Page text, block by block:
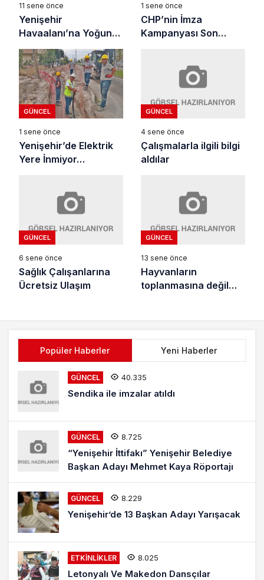
11 sene önce
Yenişehir
Havaalanı’na Yoğun
İlgi
1 sene önce
CHP’nin İmza
Kampanyası Son
GÜNCEL
1 sene önce
Yenişehir’de Elektrik
Yere İnmiyor…
GÜNCEL
4 sene önce
Çalışmalarla ilgili bilgi
aldılar
GÜNCEL
6 sene önce
Sağlık Çalışanlarına
Ücretsiz Ulaşım
GÜNCEL
13 sene önce
Hayvanların
toplanmasına değil
Popüler Haberler Yeni Haberler
GÜNCEL 40.335
Sendika ile imzalar atıldı
GÜNCEL 8.725
“Yenişehir İttifakı” Yenişehir Belediye
Başkan Adayı Mehmet Kaya Röportajı
GÜNCEL 8.229
Yenişehir’de 13 Başkan Adayı Yarışacak
ETKINLIKLER 8.025
Letonyalı Ve Makedon Dansçılar